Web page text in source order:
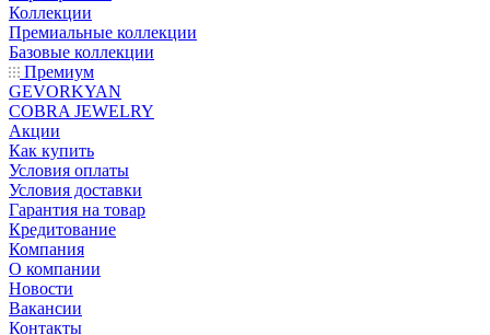
Коллекции
Премиальные коллекции
Базовые коллекции
Премиум
GEVORKYAN
COBRA JEWELRY
Акции
Как купить
Условия оплаты
Условия доставки
Гарантия на товар
Кредитование
Компания
О компании
Новости
Вакансии
Контакты